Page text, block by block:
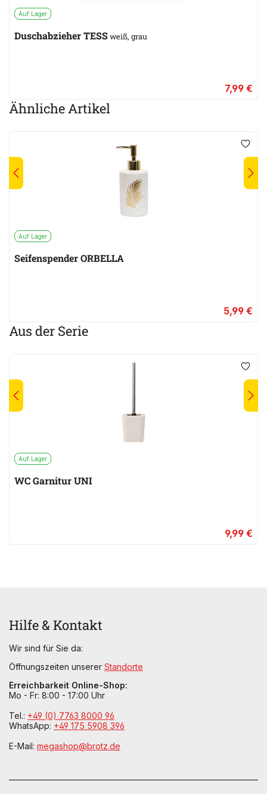
Auf Lager
Duschabzieher TESSweiß, grau
7,99 €
Ähnliche Artikel
Auf Lager
Seifenspender ORBELLA
5,99 €
Aus der Serie
Auf Lager
WC Garnitur UNI
9,99 €
Hilfe & Kontakt
Wir sind für Sie da:
Öffnungszeiten unserer Standorte
Erreichbarkeit Online-Shop:
Mo - Fr: 8:00 - 17:00 Uhr
Tel.: +49 (0) 7763 8000 96
WhatsApp: +49 175 5908 396
E-Mail: megashop@brotz.de